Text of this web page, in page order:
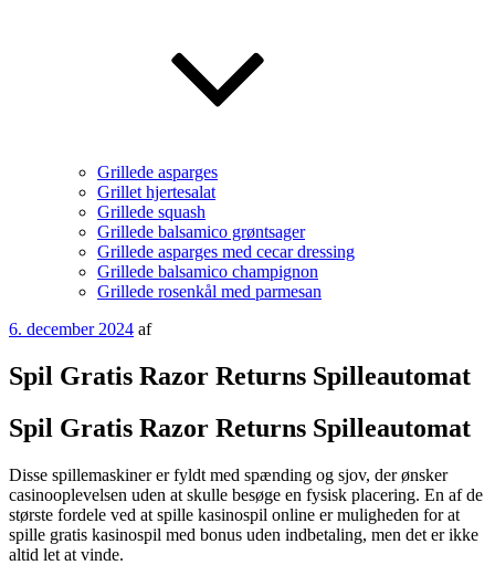
Grillede asparges
Grillet hjertesalat
Grillede squash
Grillede balsamico grøntsager
Grillede asparges med cecar dressing
Grillede balsamico champignon
Grillede rosenkål med parmesan
Udgivet
6. december 2024 af
Spil Gratis Razor Returns Spilleautomat
Spil Gratis Razor Returns Spilleautomat
Disse spillemaskiner er fyldt med spænding og sjov, der ønsker
casinooplevelsen uden at skulle besøge en fysisk placering. En af de
største fordele ved at spille kasinospil online er muligheden for at
spille gratis kasinospil med bonus uden indbetaling, men det er ikke
altid let at vinde.